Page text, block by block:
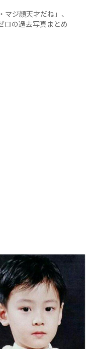
ジ顔天才だね」、
ロの過去写真まとめ